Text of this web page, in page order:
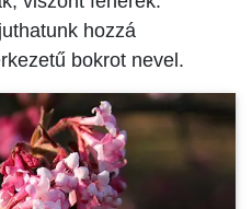
hozzá
bokrot nevel.